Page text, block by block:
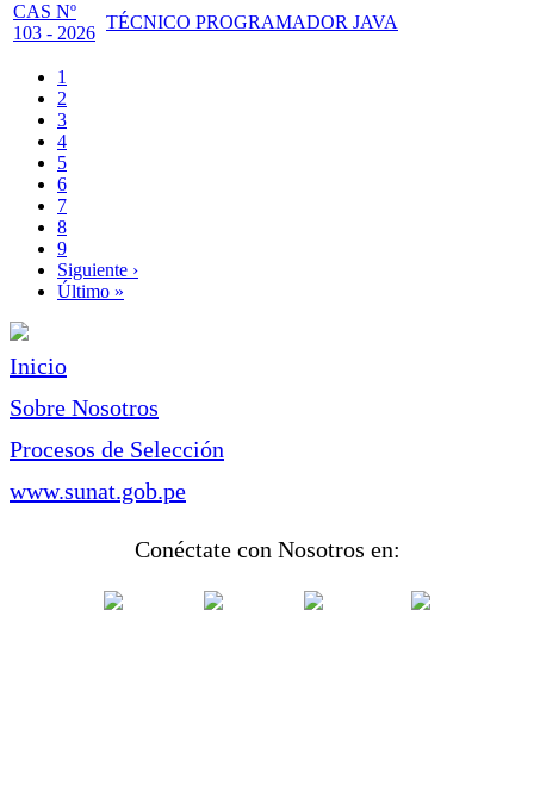
CAS Nº
103 - 2026
TÉCNICO PROGRAMADOR JAVA
Paginación
Página
actual
1
Page
2
Page
3
Page
4
Page
5
Page
6
Page
7
Page
8
Page
9
Siguiente
página
Siguiente ›
Última
Último »
Inicio
Sobre Nosotros
Procesos de Selección
www.sunat.gob.pe
Conéctate con Nosotros en: